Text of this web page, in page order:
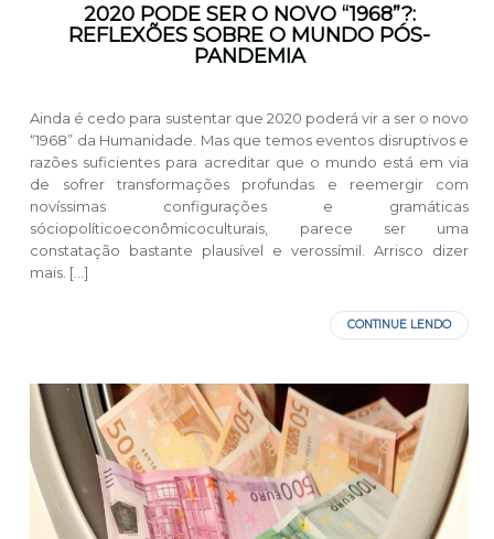
2020 PODE SER O NOVO “1968”?:
REFLEXÕES SOBRE O MUNDO PÓS-
PANDEMIA
Ainda é cedo para sustentar que 2020 poderá vir a ser o novo
“1968” da Humanidade. Mas que temos eventos disruptivos e
razões suficientes para acreditar que o mundo está em via
de sofrer transformações profundas e reemergir com
novíssimas configurações e gramáticas
sóciopolíticoeconômicoculturais, parece ser uma
constatação bastante plausível e verossímil. Arrisco dizer
mais. […]
CONTINUE LENDO